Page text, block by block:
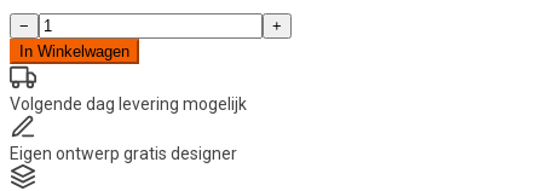
Leidingstickers
Leidingmarkering
CO2
Gas
(Gassen)
aantal
−
+
In Winkelwagen
Volgende dag levering mogelijk
Eigen ontwerp gratis designer